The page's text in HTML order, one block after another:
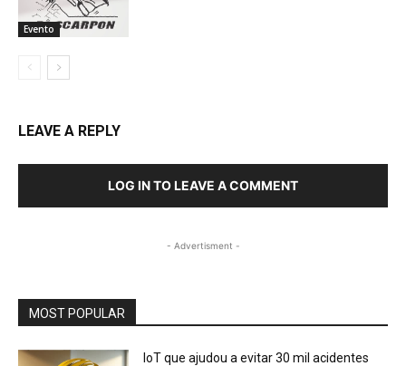
Evento
LEAVE A REPLY
LOG IN TO LEAVE A COMMENT
- Advertisment -
MOST POPULAR
IoT que ajudou a evitar 30 mil acidentes